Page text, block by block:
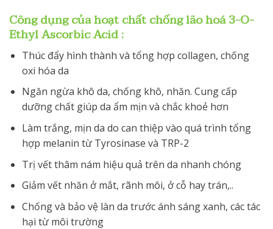
Công dụng của hoạt chất chống lão hoá 3-O-
Ethyl Ascorbic Acid :
Thúc đẩy hình thành và tổng hợp collagen, chống
oxi hóa da
Ngăn ngừa khô da, chống khô, nhăn. Cung cấp
dưỡng chất giúp da ẩm mịn và chắc khoẻ hơn
Làm trắng, mịn da do can thiệp vào quá trình tổng
hợp melanin từ Tyrosinase và TRP-2
Trị vết thâm nám hiệu quả trên da nhanh chóng
Giảm vết nhăn ở mắt, rãnh môi, ở cỗ hay trán,..
Chống và bảo vệ làn da trước ánh sáng xanh, các tác
hại từ môi trường